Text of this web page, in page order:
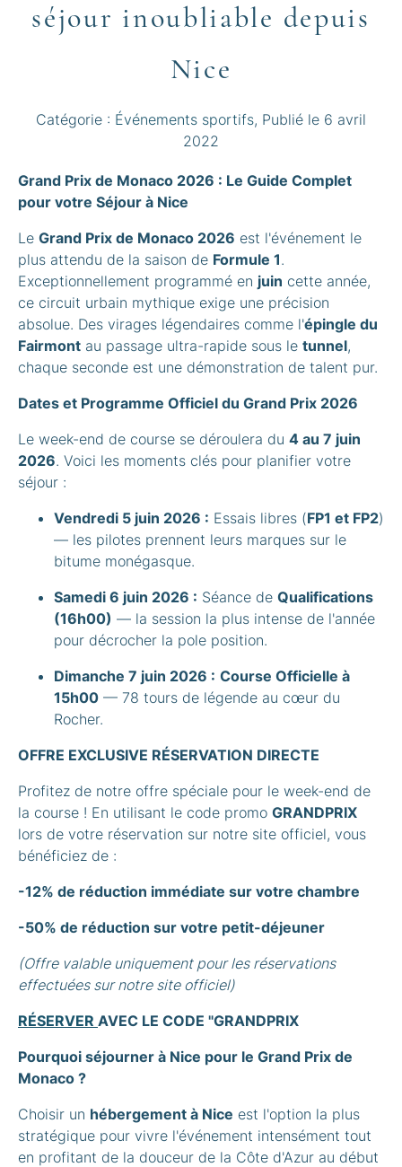
séjour inoubliable depuis
Nice
Catégorie : Événements sportifs, Publié le 6 avril
2022
Grand Prix de Monaco 2026 : Le Guide Complet
pour votre Séjour à Nice
Le Grand Prix de Monaco 2026 est l'événement le
plus attendu de la saison de Formule 1.
Exceptionnellement programmé en juin cette année,
ce circuit urbain mythique exige une précision
absolue. Des virages légendaires comme l'épingle du
Fairmont au passage ultra-rapide sous le tunnel,
chaque seconde est une démonstration de talent pur.
Dates et Programme Officiel du Grand Prix 2026
Le week-end de course se déroulera du 4 au 7 juin
2026. Voici les moments clés pour planifier votre
séjour :
Vendredi 5 juin 2026 : Essais libres (FP1 et FP2)
— les pilotes prennent leurs marques sur le
bitume monégasque.
Samedi 6 juin 2026 : Séance de Qualifications
(16h00) — la session la plus intense de l'année
pour décrocher la pole position.
Dimanche 7 juin 2026 : Course Officielle à
15h00 — 78 tours de légende au cœur du
Rocher.
OFFRE EXCLUSIVE RÉSERVATION DIRECTE
Profitez de notre offre spéciale pour le week-end de
la course ! En utilisant le code promo GRANDPRIX
lors de votre réservation sur notre site officiel, vous
bénéficiez de :
-12% de réduction immédiate sur votre chambre
-50% de réduction sur votre petit-déjeuner
(Offre valable uniquement pour les réservations
effectuées sur notre site officiel)
RÉSERVER AVEC LE CODE "GRANDPRIX
Pourquoi séjourner à Nice pour le Grand Prix de
Monaco ?
Choisir un hébergement à Nice est l'option la plus
stratégique pour vivre l'événement intensément tout
en profitant de la douceur de la Côte d'Azur au début